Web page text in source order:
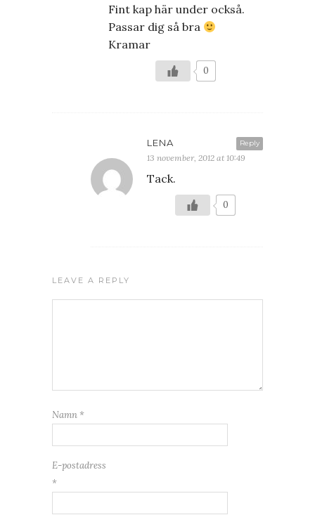
Fint kap här under också.
Passar dig så bra
Kramar
0
Reply
LENA
13 november, 2012 at 10:49
Tack.
0
LEAVE A REPLY
Namn *
E-postadress
*